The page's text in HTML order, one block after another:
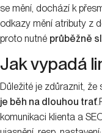
se mění, dochází k
odkazy mění atributy z
proto nutné průběžně
Jak vypadá
Důležité je zdůraznit, že
je běh na dlouhou trať
komunikaci klienta a